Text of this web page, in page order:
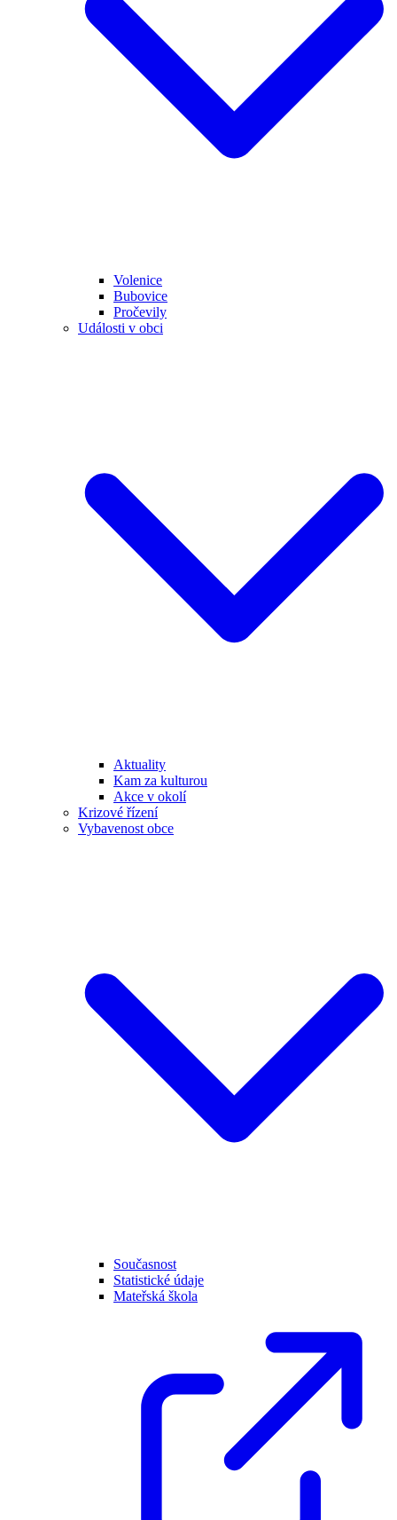
Volenice
Bubovice
Pročevily
Události v obci
Aktuality
Kam za kulturou
Akce v okolí
Krizové řízení
Vybavenost obce
Současnost
Statistické údaje
Mateřská škola